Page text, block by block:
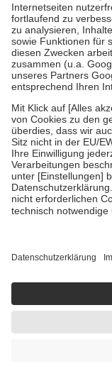
Prozent des
höchstens zehn Euro.
Kosten der Leistung
Diese Regeln gelten
Bei Heilmitteln und
Zuzahlung zehn
Um das Engagement
stärken und die
fallenkeine
• Kindern und
mit Ausnahme der
• Untersuchungen zur
GKV getragen werden
• empfohlenen
Wir nutzen Trusted
getroffen, um
handelt. Mehr
https://